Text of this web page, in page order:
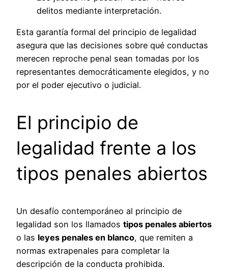
delitos mediante interpretación.
Esta garantía formal del principio de legalidad
asegura que las decisiones sobre qué conductas
merecen reproche penal sean tomadas por los
representantes democráticamente elegidos, y no
por el poder ejecutivo o judicial.
El principio de
legalidad frente a los
tipos penales abiertos
Un desafío contemporáneo al principio de
legalidad son los llamados tipos penales abiertos
o las leyes penales en blanco, que remiten a
normas extrapenales para completar la
descripción de la conducta prohibida.